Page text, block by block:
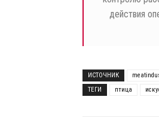
действия
ИСТОЧНИК
ТЕГИ
птица